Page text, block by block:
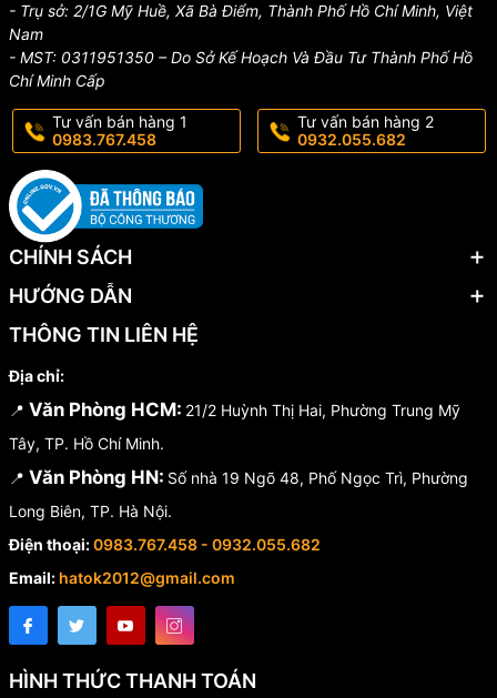
- Trụ sở: 2/1G Mỹ Huề, Xã Bà Điểm, Thành Phố Hồ Chí Minh, Việt
Nam
- MST: 0311951350 – Do Sở Kế Hoạch Và Đầu Tư Thành Phố Hồ
Chí Minh Cấp
Tư vấn bán hàng 1
0983.767.458
Tư vấn bán hàng 2
0932.055.682
CHÍNH SÁCH
HƯỚNG DẪN
THÔNG TIN LIÊN HỆ
Địa chỉ:
📍 Văn Phòng HCM: 21/2 Huỳnh Thị Hai, Phường Trung Mỹ
Tây, TP. Hồ Chí Minh.
📍 Văn Phòng HN: Số nhà 19 Ngõ 48, Phố Ngọc Trì, Phường
Long Biên, TP. Hà Nội.
Điện thoại:0983.767.458 - 0932.055.682
Email: hatok2012@gmail.com
HÌNH THỨC THANH TOÁN